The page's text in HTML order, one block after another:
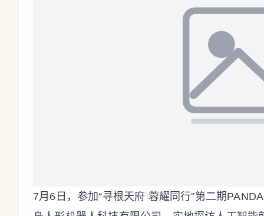
7月6日，参加“寻根天府 蓉耀同行”第二期